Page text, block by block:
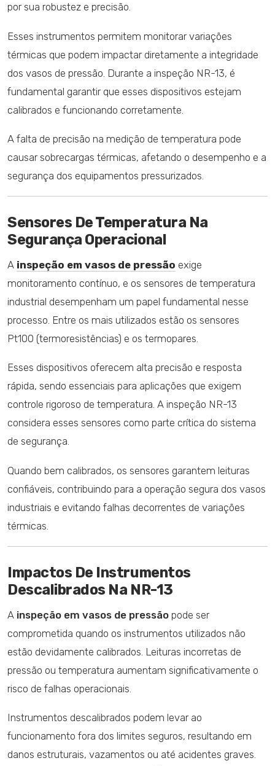
por sua robustez e precisão.
Esses instrumentos permitem monitorar variações
térmicas que podem impactar diretamente a integridade
dos vasos de pressão. Durante a inspeção NR-13, é
fundamental garantir que esses dispositivos estejam
calibrados e funcionando corretamente.
A falta de precisão na medição de temperatura pode
causar sobrecargas térmicas, afetando o desempenho e a
segurança dos equipamentos pressurizados.
Sensores De Temperatura Na
Segurança Operacional
A inspeção em vasos de pressão exige
monitoramento contínuo, e os sensores de temperatura
industrial desempenham um papel fundamental nesse
processo. Entre os mais utilizados estão os sensores
Pt100 (termoresistências) e os termopares.
Esses dispositivos oferecem alta precisão e resposta
rápida, sendo essenciais para aplicações que exigem
controle rigoroso de temperatura. A inspeção NR-13
considera esses sensores como parte crítica do sistema
de segurança.
Quando bem calibrados, os sensores garantem leituras
confiáveis, contribuindo para a operação segura dos vasos
industriais e evitando falhas decorrentes de variações
térmicas.
Impactos De Instrumentos
Descalibrados Na NR-13
A inspeção em vasos de pressão pode ser
comprometida quando os instrumentos utilizados não
estão devidamente calibrados. Leituras incorretas de
pressão ou temperatura aumentam significativamente o
risco de falhas operacionais.
Instrumentos descalibrados podem levar ao
funcionamento fora dos limites seguros, resultando em
danos estruturais, vazamentos ou até acidentes graves.